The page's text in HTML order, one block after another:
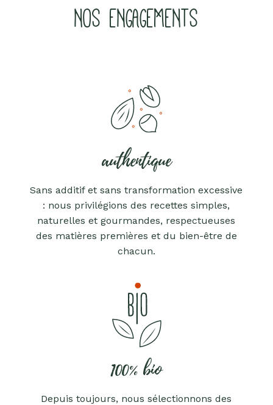
NOS ENGAGEMENTS
authentique
Sans additif et sans transformation excessive
: nous privilégions des recettes simples,
naturelles et gourmandes, respectueuses
des matières premières et du bien-être de
chacun.
100% bio
Depuis toujours, nous sélectionnons des